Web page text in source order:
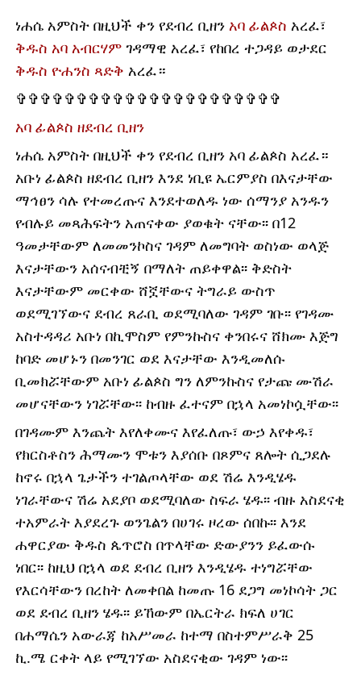
ነሐሴ አምስት በዚህች ቀን የደብረ ቢዘን አባ ፊልጶስ አረፈ፣
ቅዱስ አባ አብርሃምገዳማዊ አረፈ፣ የከበረ ተጋዳይ ወታደር
ቅዱስ ዮሐንስ ጻድቅ አረፈ።
✞✞✞✞✞✞✞✞✞✞✞✞✞✞✞✞✞✞✞✞✞✞
አባ ፊልጶስ ዘደብረ ቢዘን
ነሐሴ አምስት በዚህች ቀን የደብረ ቢዘን አባ ፊልጶስ አረፈ።
አቡነ ፊልጶስ ዘደብረ ቢዘን እንደ ነቢዩ ኤርምያስ በእናታቸው
ማኅፀን ሳሉ የተመረጡና እንደተወለዱ ነው ሰማንያ አንዱን
የብሉይ መጻሕፍትን አጠናቀው ያወቁት ናቸው፡፡ በ12
ዓመታቸውም ለመመንኮስና ገዳም ለመግባት ወስነው ወላጅ
እናታቸውን አሰናብቺኝ በማለት ጠይቀዋል፡፡ ቅድስት
እናታቸውም መርቀው ሸኟቸውና ትግራይ ውስጥ
ወደሚገኘውና ደብረ ጸራቢ ወደሚባለው ገዳም ገቡ፡፡ የገዳሙ
አስተዳዳሪ አቡነ በኪሞስም የምንኩስና ቀንበሩና ሸክሙ እጅግ
ከባድ መሆኑን በመንገር ወደ እናታቸው እንዲመለሱ
ቢመክሯቸውም አቡነ ፊልጶስ ግን ለምንኩስና የታጩ ሙሽራ
መሆናቸውን ነገሯቸው፡፡ ከብዙ ፈተናም በኋላ አመነኮሷቸው፡፡
በገዳሙም እንጨት እየለቀሙና እየፈለጡ፣ ውኃ እየቀዱ፣
የክርስቶስን ሕማሙን ሞቱን እያሰቡ በጾምና ጸሎት ሲጋደሉ
ከኖሩ በኋላ ጌታችን ተገልጦላቸው ወደ ሽሬ እንዲሄዱ
ነገራቸውና ሽሬ አደያቦ ወደሚባለው ስፍራ ሄዱ፡፡ ብዙ አስደናቂ
ተአምራት እያደረጉ ወንጌልን በሀገሩ ዞረው ሰበኩ፡፡ እንደ
ሐዋርያው ቅዱስ ጴጥሮስ በጥላቸው ድውያንን ይፈውሱ
ነበር፡፡ ከዚህ በኋላ ወደ ደብረ ቢዘን እንዲሄዱ ተነግሯቸው
የእርሳቸውን በረከት ለመቀበል ከመጡ 16 ደጋግ መነኮሳት ጋር
ወደ ደብረ ቢዘን ሄዱ፡፡ ይኸውም በኤርትራ ክፍለ ሀገር
በሐማሴን አውራጃ ከአሥመራ ከተማ በስተምሥራቅ 25
ኪ.ሜ ርቀት ላይ የሚገኘው አስደናቂው ገዳም ነው፡፡